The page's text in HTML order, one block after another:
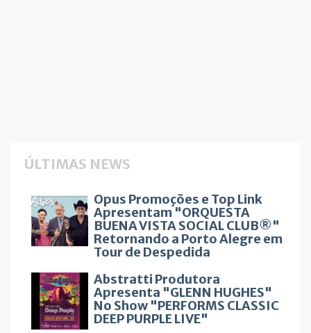
ÚLTIMAS NEWS
Opus Promoções e Top Link
Apresentam "ORQUESTA
BUENA VISTA SOCIAL CLUB®"
Retornando a Porto Alegre em
Tour de Despedida
Abstratti Produtora
Apresenta "GLENN HUGHES"
No Show "PERFORMS CLASSIC
DEEP PURPLE LIVE"